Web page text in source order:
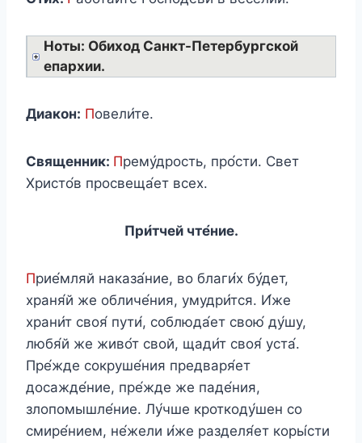
Ноты: Обиход Санкт-Петербургской
епархии.
Диакон: Повели́те.
Священник: Прему́дрость, про́сти. Свет
Христо́в просвеща́ет всех.
При́тчей чте́ние.
Прие́мляй наказа́ние, во благи́х бу́дет,
храня́й же обличе́ния, умудри́тся. И́же
храни́т своя́ пути́, соблюда́ет свою́ ду́шу,
любя́й же живо́т свой, щади́т своя́ уста́.
Пре́жде сокруше́ния предваря́ет
досажде́ние, пре́жде же паде́ния,
злопомышле́ние. Лу́чше кроткоду́шен со
смире́нием, не́жели и́же разделя́ет коры́сти